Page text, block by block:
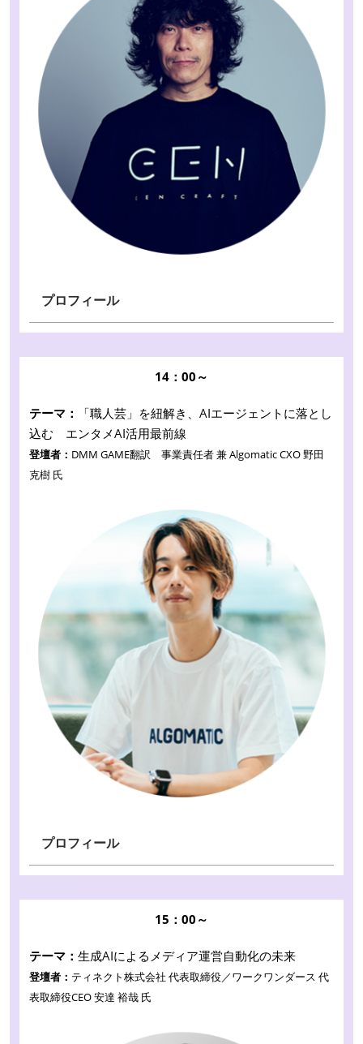
プロフィール
14：00～
テーマ：
「職人芸」を紐解き、AIエージェントに落とし
込む エンタメAI活用最前線
登壇者： DMM GAME翻訳 事業責任者 兼 Algomatic CXO 野田
克樹 氏
プロフィール
15：00～
テーマ： 生成AIによるメディア運営自動化の未来
登壇者： ティネクト株式会社 代表取締役／ワークワンダース 代
表取締役CEO 安達 裕哉 氏